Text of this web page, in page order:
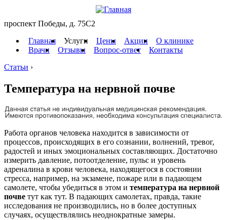
проспект Победы, д. 75C2
Главная
Услуги Цены Акции
О клинике
Врачи
Отзывы Вопрос-ответ
Контакты
Статьи ›
Температура на нервной почве
Работа органов человека находится в зависимости от
процессов, происходящих в его сознании, волнений, тревог,
радостей и иных эмоциональных составляющих. Достаточно
измерить давление, потоотделение, пульс и уровень
адреналина в крови человека, находящегося в состоянии
стресса, например, на экзамене, пожаре или в падающем
самолете, чтобы убедиться в этом и температура на нервной
почве тут как тут. В падающих самолетах, правда, такие
исследования не производились, но в более доступных
случаях, осуществлялись неоднократные замеры.